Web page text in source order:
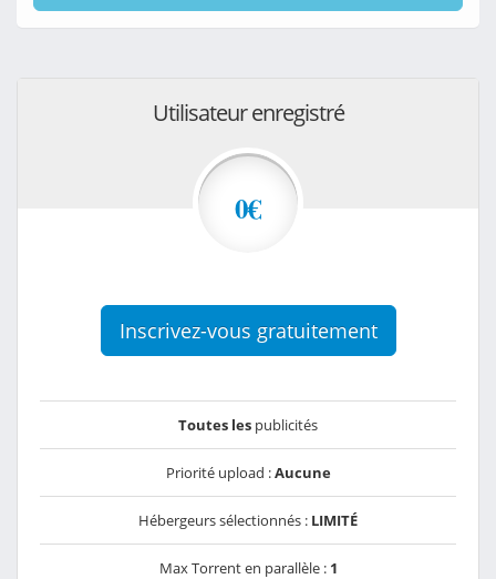
Utilisateur enregistré
0€
Inscrivez-vous gratuitement
Toutes les publicités
Priorité upload :Aucune
Hébergeurs sélectionnés : LIMITÉ
Max Torrent en parallèle : 1